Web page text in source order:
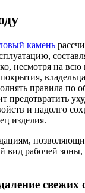
камень
несмотря на всю
правила по
предотвратить
и надолго
изделия.
вид рабочей зоны,
свежих